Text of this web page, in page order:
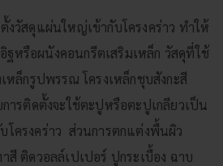
งวัสดุแผ่นใหญ่เข้ากับโครงคร่าว ทำให้
หรือผนังคอนกรีตเสริมเหล็ก วัสดุที่ใช้
หล็กรูปพรรณ โครงเหล็กชุบสังกะสี
ารติดตั้งจะใช้ตะปูหรือตะปูเกลียวเป็น
โครงคร่าว ส่วนการตกแต่งพื้นผิว
สี ติดวอลล์เปเปอร์ ปูกระเบื้อง ฉาบ